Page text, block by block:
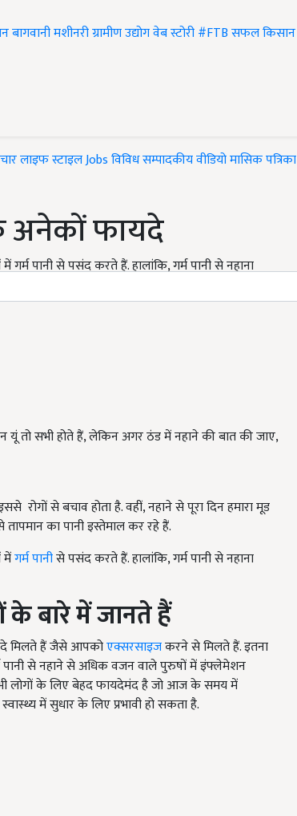
बागवानीमशीनरीग्रामीण उद्योगवेब स्टोरी#FTBसफल किसान
लाइफ स्टाइलJobsविविधसम्पादकीयवीडियोमासिक पत्रिका
अनेकों फायदे
गर्म पानी से पसंद करते हैं. हालांकि, गर्म पानी से नहाना
यूं तो सभी होते हैं, लेकिन अगर ठंड में नहाने की बात की जाए,
रोगों से बचाव होता है. वहीं, नहाने से पूरा दिन हमारा मूड
का पानी इस्तेमाल कर रहे हैं.
मेंगर्म पानीसे पसंद करते हैं. हालांकि, गर्म पानी से नहाना
के बारे में जानते हैं
मिलते हैं जैसे आपकोएक्सरसाइजकरने से मिलते हैं. इतना
पानी से नहाने से अधिक वजन वाले पुरुषों में इंफ्लेमेशन
लोगों के लिए बेहद फायदेमंद है जो आज के समय में
में सुधार के लिए प्रभावी हो सकता है.